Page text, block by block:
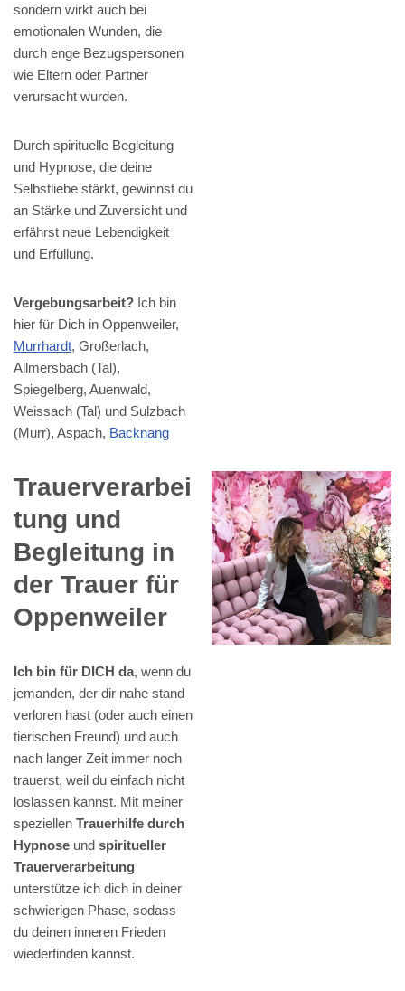
sondern wirkt auch bei
emotionalen Wunden, die
durch enge Bezugspersonen
wie Eltern oder Partner
verursacht wurden.
Durch spirituelle Begleitung
und Hypnose, die deine
Selbstliebe stärkt, gewinnst du
an Stärke und Zuversicht und
erfährst neue Lebendigkeit
und Erfüllung.
Vergebungsarbeit? Ich bin
hier für Dich in Oppenweiler,
Murrhardt, Großerlach,
Allmersbach (Tal),
Spiegelberg, Auenwald,
Weissach (Tal) und Sulzbach
(Murr), Aspach, Backnang
Trauerverarbei
tung und
Begleitung in
der Trauer für
Oppenweiler
Ich bin für DICH da, wenn du
jemanden, der dir nahe stand
verloren hast (oder auch einen
tierischen Freund) und auch
nach langer Zeit immer noch
trauerst, weil du einfach nicht
loslassen kannst. Mit meiner
speziellen Trauerhilfe durch
Hypnose und spiritueller
Trauerverarbeitung
unterstütze ich dich in deiner
schwierigen Phase, sodass
du deinen inneren Frieden
wiederfinden kannst.